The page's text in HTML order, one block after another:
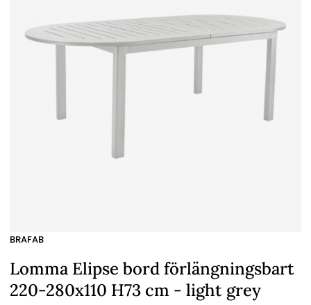
BRAFAB
Lomma Elipse bord förlängningsbart
220-280x110 H73 cm - light grey